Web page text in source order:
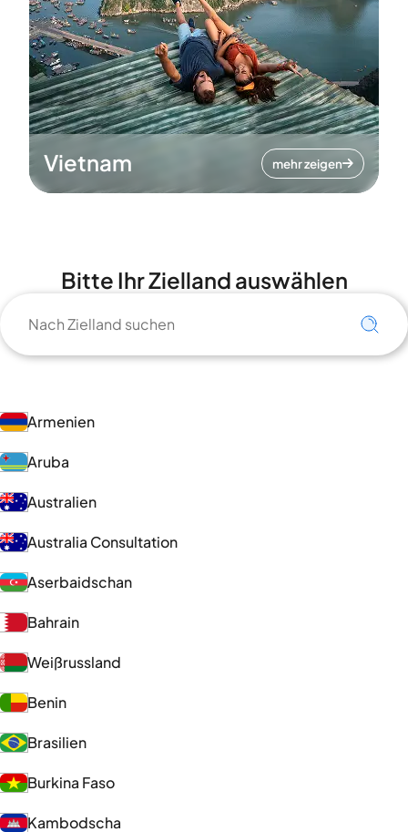
Vietnam mehr zeigen
Bitte Ihr Zielland auswählen
Armenien
Aruba
Australien
Australia Consultation
Aserbaidschan
Bahrain
Weißrussland
Benin
Brasilien
Burkina Faso
Kambodscha